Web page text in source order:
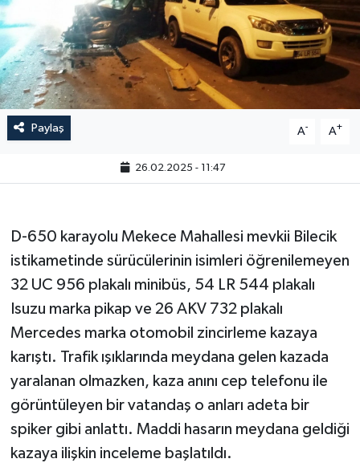
Paylaş A- A+
26.02.2025 - 11:47
D-650 karayolu Mekece Mahallesi mevkii Bilecik
istikametinde sürücülerinin isimleri öğrenilemeyen
32 UC 956 plakalı minibüs, 54 LR 544 plakalı
Isuzu marka pikap ve 26 AKV 732 plakalı
Mercedes marka otomobil zincirleme kazaya
karıştı. Trafik ışıklarında meydana gelen kazada
yaralanan olmazken, kaza anını cep telefonu ile
görüntüleyen bir vatandaş o anları adeta bir
spiker gibi anlattı. Maddi hasarın meydana geldiği
kazaya ilişkin inceleme başlatıldı.